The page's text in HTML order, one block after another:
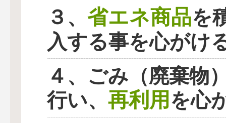
３、 省エネ商品を
入する事を心がけ
４、ごみ（廃棄物
行い、 再利用を心